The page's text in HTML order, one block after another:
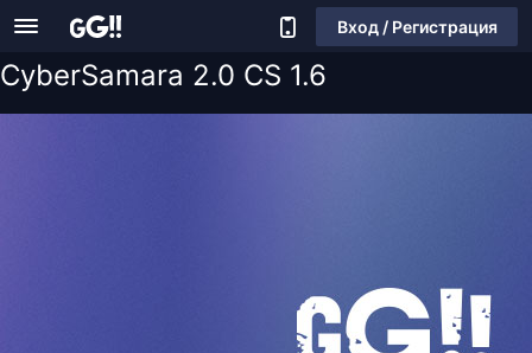
Вход / Регистрация
CyberSamara 2.0 CS 1.6